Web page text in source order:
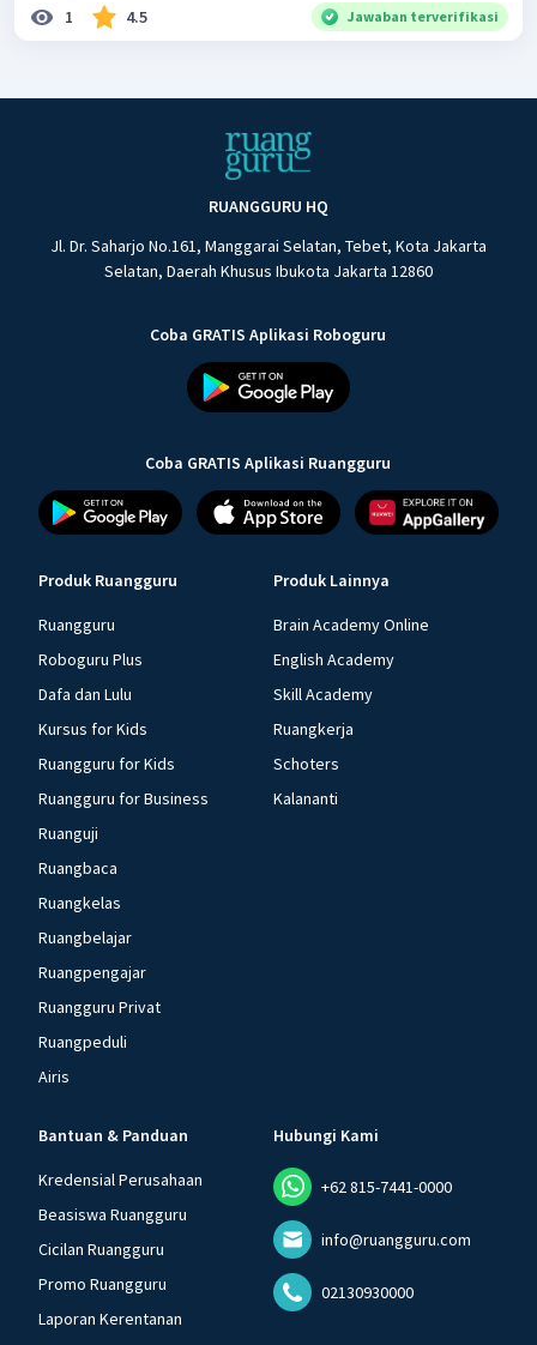
1 4.5 Jawaban terverifikasi
RUANGGURU HQ
Jl. Dr. Saharjo No.161, Manggarai Selatan, Tebet, Kota Jakarta
Selatan, Daerah Khusus Ibukota Jakarta 12860
Coba GRATIS Aplikasi Roboguru
Coba GRATIS Aplikasi Ruangguru
Produk Ruangguru
Ruangguru
Roboguru Plus
Dafa dan Lulu
Kursus for Kids
Ruangguru for Kids
Ruangguru for Business
Ruanguji
Ruangbaca
Ruangkelas
Ruangbelajar
Ruangpengajar
Ruangguru Privat
Ruangpeduli
Airis
Produk Lainnya
Brain Academy Online
English Academy
Skill Academy
Ruangkerja
Schoters
Kalananti
Bantuan & Panduan
Kredensial Perusahaan
Beasiswa Ruangguru
Cicilan Ruangguru
Promo Ruangguru
Laporan Kerentanan
Hubungi Kami
+62 815-7441-0000
info@ruangguru.com
02130930000